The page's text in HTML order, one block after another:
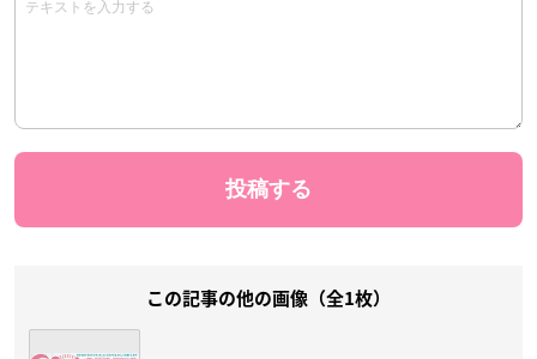
この記事の他の画像（全1枚）